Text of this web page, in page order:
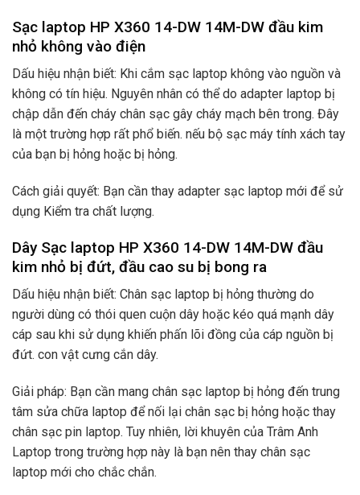
Sạc laptop HP X360 14-DW 14M-DW đầu kim
nhỏ không vào điện
Dấu hiệu nhận biết: Khi cắm sạc laptop không vào nguồn và
không có tín hiệu. Nguyên nhân có thể do adapter laptop bị
chập dẫn đến cháy chân sạc gây cháy mạch bên trong. Đây
là một trường hợp rất phổ biến. nếu bộ sạc máy tính xách tay
của bạn bị hỏng hoặc bị hỏng.
Cách giải quyết: Bạn cần thay adapter sạc laptop mới để sử
dụng Kiểm tra chất lượng.
Dây Sạc laptop HP X360 14-DW 14M-DW đầu
kim nhỏ bị đứt, đầu cao su bị bong ra
Dấu hiệu nhận biết: Chân sạc laptop bị hỏng thường do
người dùng có thói quen cuộn dây hoặc kéo quá mạnh dây
cáp sau khi sử dụng khiến phấn lõi đồng của cáp nguồn bị
đứt. con vật cưng cắn dây.
Giải pháp: Bạn cần mang chân sạc laptop bị hỏng đến trung
tâm sửa chữa laptop để nối lại chân sạc bị hỏng hoặc thay
chân sạc pin laptop. Tuy nhiên, lời khuyên của Trâm Anh
Laptop trong trường hợp này là bạn nên thay chân sạc
laptop mới cho chắc chắn.